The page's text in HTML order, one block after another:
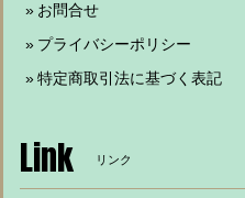
お問合せ
プライバシーポリシー
特定商取引法に基づく表記
Link リンク